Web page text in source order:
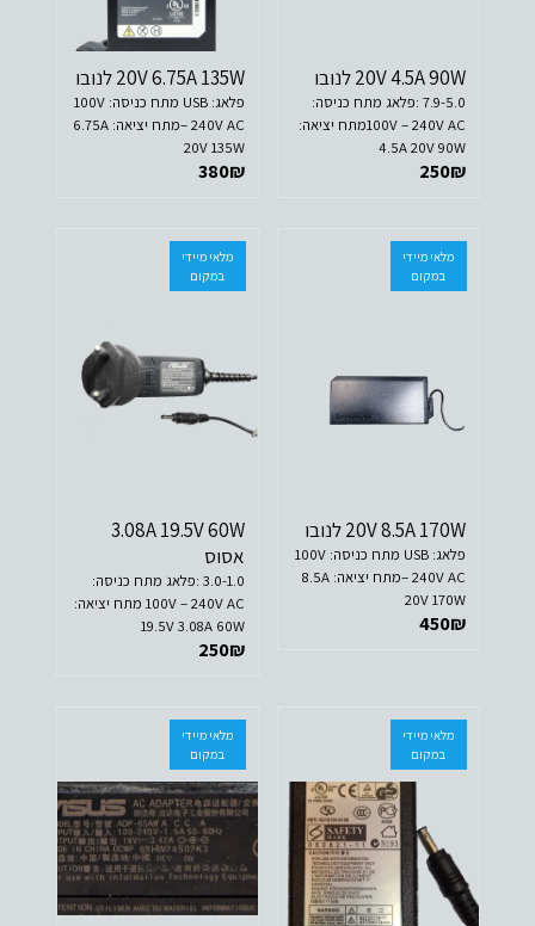
20V 4.5A 90W לנובו
7.9-5.0 :פלאג מתח כניסה:
100V – 240V ACמתח יציאה:
4.5A 20V 90W
250₪
20V 6.75A 135W לנובו
פלאג: USB מתח כניסה: 100V
– 240V ACמתח יציאה: 6.75A
20V 135W
380₪
מלאי מיידי
במקום
20V 8.5A 170W לנובו
פלאג: USB מתח כניסה: 100V
– 240V ACמתח יציאה: 8.5A
20V 170W
450₪
מלאי מיידי
במקום
3.08A 19.5V 60W
אסוס
3.0-1.0 :פלאג מתח כניסה:
100V – 240V AC מתח יציאה:
19.5V 3.08A 60W
250₪
מלאי מיידי
במקום
מלאי מיידי
במקום